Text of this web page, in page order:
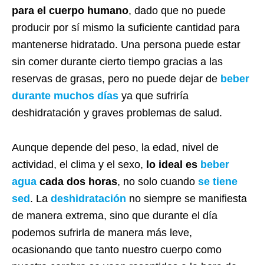
para el cuerpo humano, dado que no puede
producir por sí mismo la suficiente cantidad para
mantenerse hidratado. Una persona puede estar
sin comer durante cierto tiempo gracias a las
reservas de grasas, pero no puede dejar de beber
durante muchos días ya que sufriría
deshidratación y graves problemas de salud.
Aunque depende del peso, la edad, nivel de
actividad, el clima y el sexo, lo ideal es beber
agua cada dos horas, no solo cuando se tiene
sed. La deshidratación no siempre se manifiesta
de manera extrema, sino que durante el día
podemos sufrirla de manera más leve,
ocasionando que tanto nuestro cuerpo como